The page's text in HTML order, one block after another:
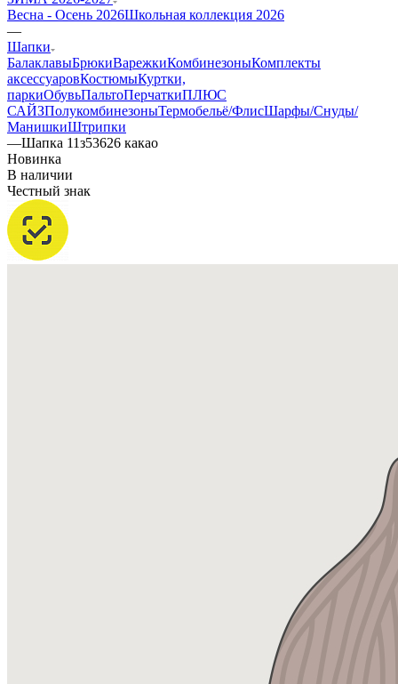
Весна - Осень 2026Школьная коллекция 2026
—
Шапки
БалаклавыБрюкиВарежкиКомбинезоныКомплекты
аксессуаровКостюмыКуртки,
паркиОбувьПальтоПерчаткиПЛЮС
САЙЗПолукомбинезоныТермобельё/ФлисШарфы/Снуды/
МанишкиШтрипки
—Шапка 11з53626 какао
Новинка
В наличии
Честный знак